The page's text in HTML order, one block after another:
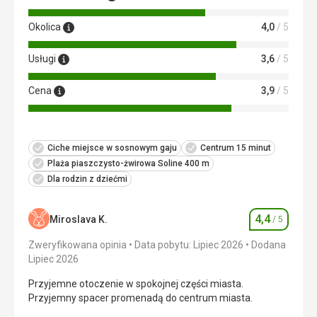
Muzyka na żywo każdego wieczoru do 16 września, ładne
sauny i jacuzzi na 5 piętrach - 2 godziny/pobyt, ładne
baseny, ładny taras. Sprzątanie pokoju - tylko zmiana
ręczników, toaleta, opróżnianie 2 małych koszyczków.
Bardzo pozytywnie - opłata za parking na 8 nocy była
bezpłatna (podatek 10 €/noc)
Ta recenzja została automatycznie przetłumaczona za
Okolica 4,0 / 5
Usługi 3,6 / 5
Cena 3,9 / 5
Ciche miejsce w sosnowym gaju
Centrum 15 minut
Plaża piaszczysto-żwirowa Soline 400 m
Dla rodzin z dziećmi
Miroslava K. Ocena
4,4/ 5
Zweryfikowana opinia Data pobytu: Lipiec 2026
Dodana
Lipiec 2026
Przyjemne otoczenie w spokojnej części miasta.
Przyjemny spacer promenadą do centrum miasta.